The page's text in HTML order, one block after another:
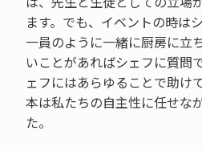
ます。でも、イベントの時は
一員のように一緒に厨房に立
いことがあればシェフに質問
ェフにはあらゆることで助け
本は私たちの自主性に任せな
た。